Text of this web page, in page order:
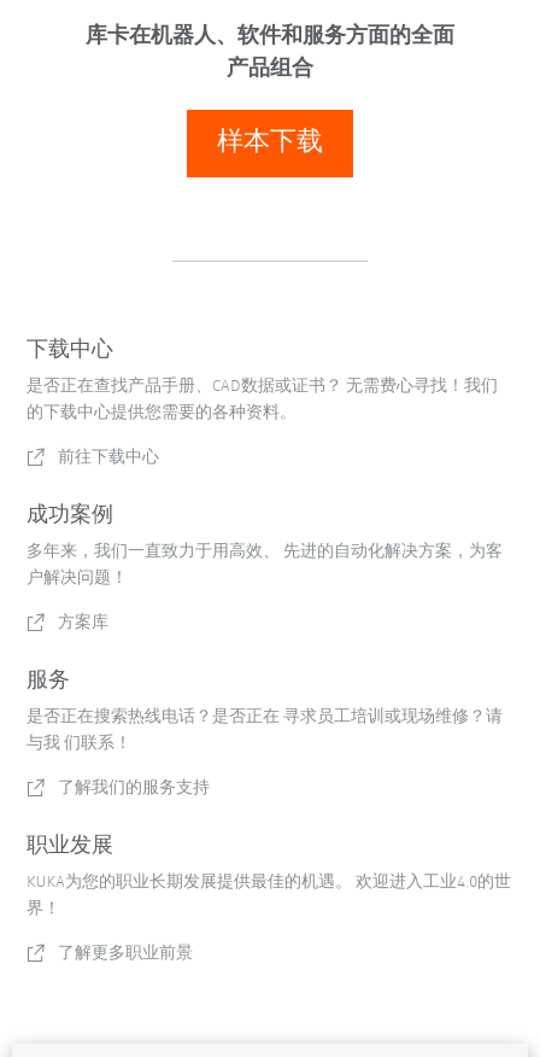
库卡在机器人、软件和服务方面的全面
产品组合
样本下载
下载中心
是否正在查找产品手册、CAD数据或证书？ 无需费心寻找！我们
的下载中心提供您需要的各种资料。
前往下载中心
成功案例
多年来，我们一直致力于用高效、 先进的自动化解决方案，为客
户解决问题！
方案库
服务
是否正在搜索热线电话？是否正在 寻求员工培训或现场维修？请
与我 们联系！
了解我们的服务支持
职业发展
KUKA为您的职业长期发展提供最佳的机遇。 欢迎进入工业4.0的世
界！
了解更多职业前景